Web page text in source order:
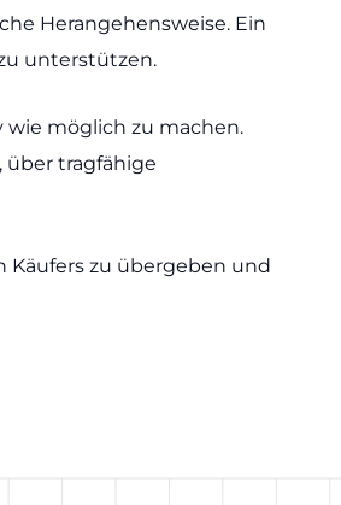
Herangehensweise. Ein
unterstützen.
wie möglich zu machen.
über tragfähige
Käufers zu übergeben und